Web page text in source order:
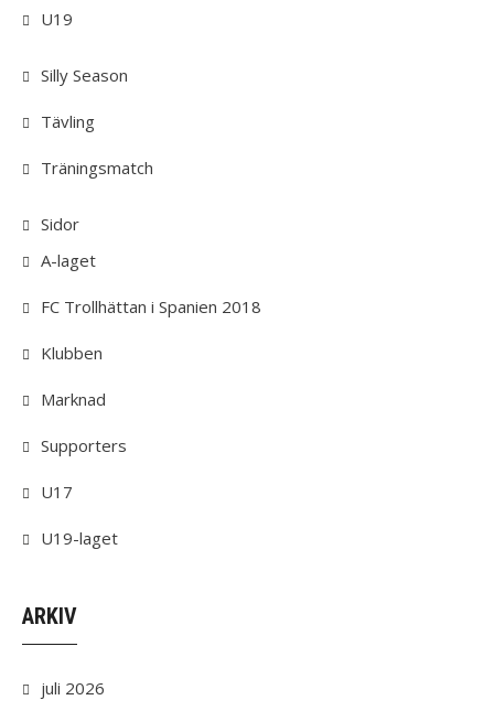
U19
Silly Season
Tävling
Träningsmatch
Sidor
A-laget
FC Trollhättan i Spanien 2018
Klubben
Marknad
Supporters
U17
U19-laget
ARKIV
juli 2026